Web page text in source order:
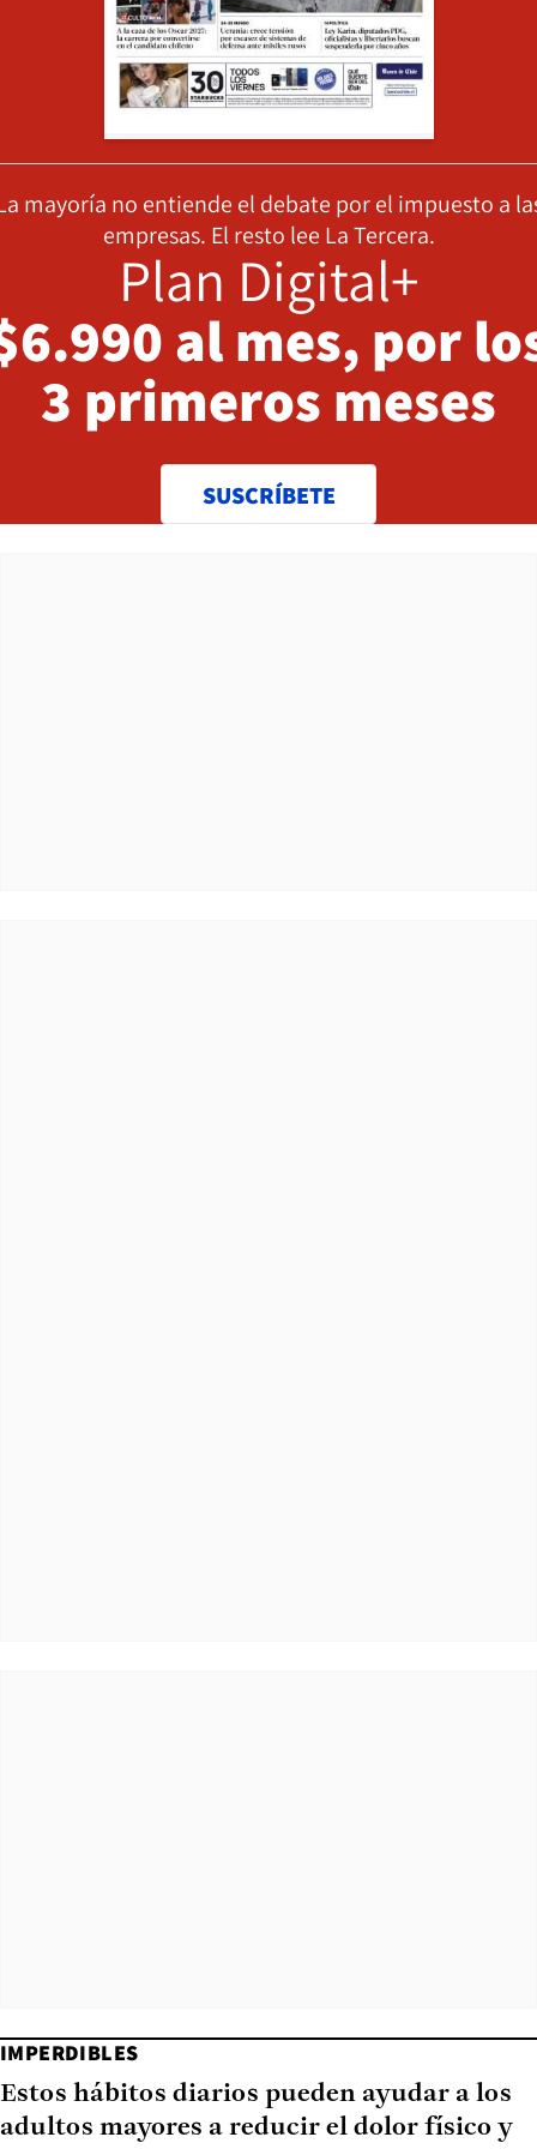
mayoría no entiende el debate por el impuesto a
empresas. El resto lee La Tercera.
Plan Digital+
al mes, por
3 primeros meses
SUSCRÍBETE
IMPERDIBLES
Estos hábitos diarios pueden ayudar a los
adultos mayores a reducir el dolor físico y